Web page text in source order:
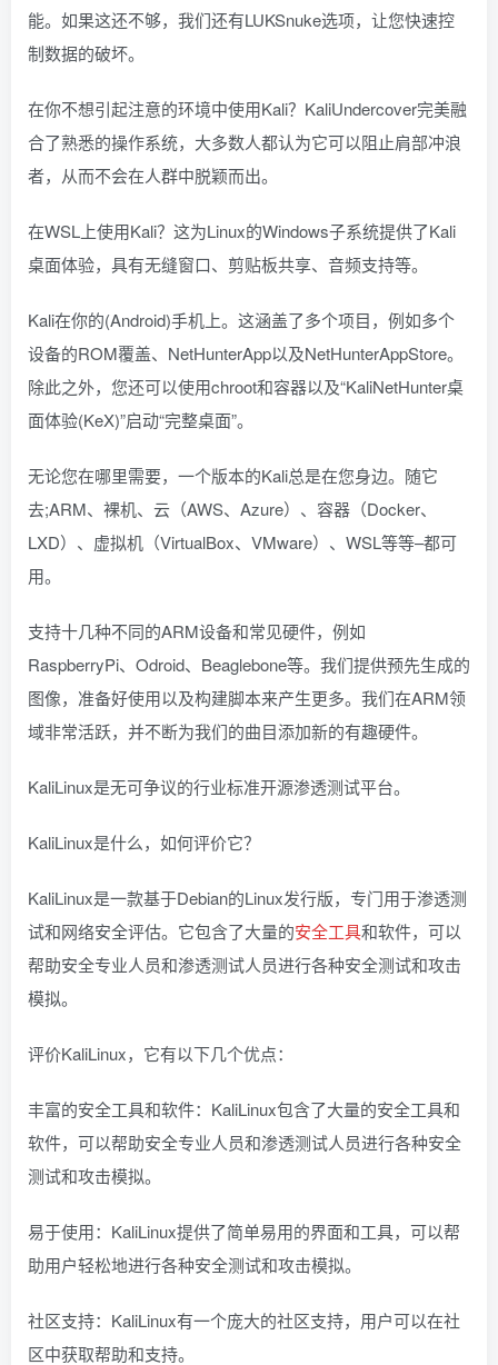
能。如果这还不够，我们还有LUKSnuke选项，让您快速控
制数据的破坏。
在你不想引起注意的环境中使用Kali？KaliUndercover完美融
合了熟悉的操作系统，大多数人都认为它可以阻止肩部冲浪
者，从而不会在人群中脱颖而出。
在WSL上使用Kali？这为Linux的Windows子系统提供了Kali
桌面体验，具有无缝窗口、剪贴板共享、音频支持等。
Kali在你的(Android)手机上。这涵盖了多个项目，例如多个
设备的ROM覆盖、NetHunterApp以及NetHunterAppStore。
除此之外，您还可以使用chroot和容器以及“KaliNetHunter桌
面体验(KeX)”启动“完整桌面”。
无论您在哪里需要，一个版本的Kali总是在您身边。随它
去;ARM、裸机、云（AWS、Azure）、容器（Docker、
LXD）、虚拟机（VirtualBox、VMware）、WSL等等–都可
用。
支持十几种不同的ARM设备和常见硬件，例如
RaspberryPi、Odroid、Beaglebone等。我们提供预先生成的
图像，准备好使用以及构建脚本来产生更多。我们在ARM领
域非常活跃，并不断为我们的曲目添加新的有趣硬件。
KaliLinux是无可争议的行业标准开源渗透测试平台。
KaliLinux是什么，如何评价它？
KaliLinux是一款基于Debian的Linux发行版，专门用于渗透测
试和网络安全评估。它包含了大量的安全工具和软件，可以
帮助安全专业人员和渗透测试人员进行各种安全测试和攻击
模拟。
评价KaliLinux，它有以下几个优点：
丰富的安全工具和软件：KaliLinux包含了大量的安全工具和
软件，可以帮助安全专业人员和渗透测试人员进行各种安全
测试和攻击模拟。
易于使用：KaliLinux提供了简单易用的界面和工具，可以帮
助用户轻松地进行各种安全测试和攻击模拟。
社区支持：KaliLinux有一个庞大的社区支持，用户可以在社
区中获取帮助和支持。